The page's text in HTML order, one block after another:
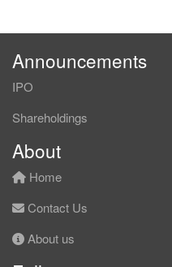
Announcements
IPO
Shareholdings
About
Home
Contact Us
About us